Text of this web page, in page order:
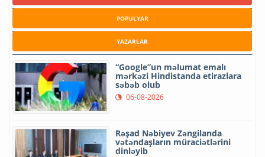
POPULYAR
YAZARLAR
“Google”un məlumat emalı
mərkəzi Hindistanda etirazlara
səbəb olub
06-08-2026
Rəşad Nəbiyev Zəngilanda
vətəndaşların müraciətlərini
dinləyib